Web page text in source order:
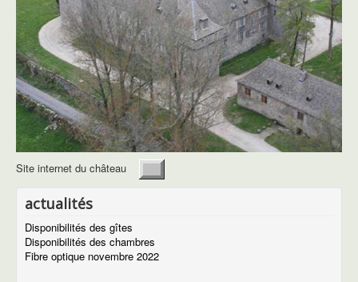
Site internet du château
actualités
Disponibilités des gîtes
Disponibilités des chambres
Fibre optique novembre 2022